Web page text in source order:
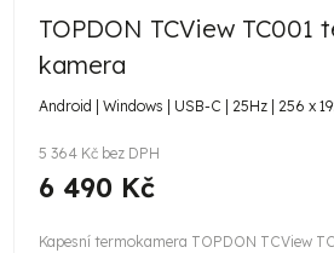
TOPDON TCView TC001
kamera
Android | Windows | USB-C | 25Hz | 256 x
5 364 Kč bez DPH
6 490 Kč
Kapesní termokamera TOPDON TCView